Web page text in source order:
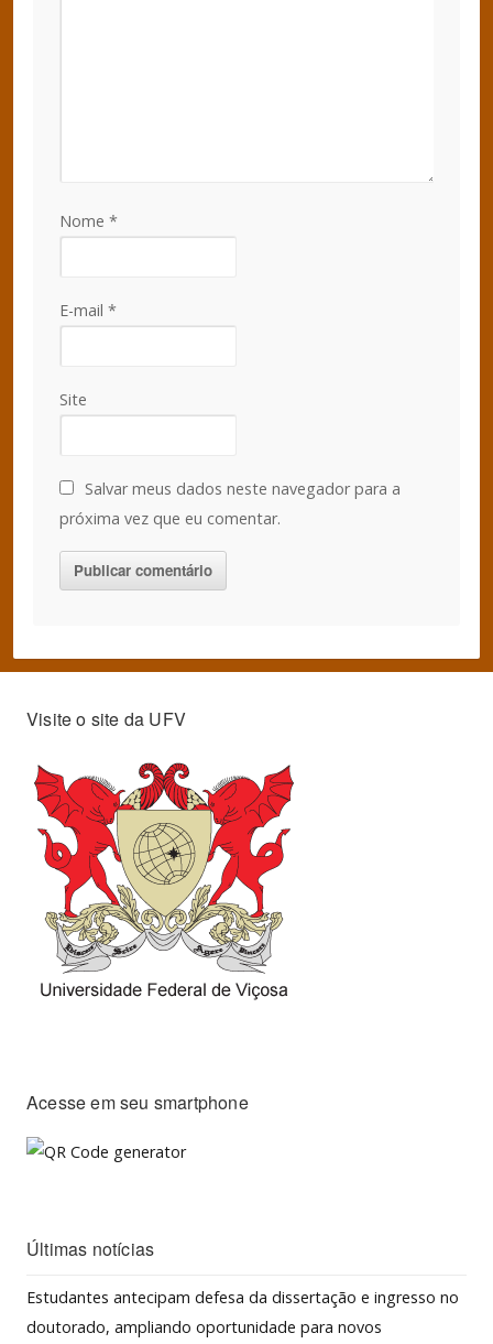
Nome *
E-mail *
Site
Salvar meus dados neste navegador para a
próxima vez que eu comentar.
Visite o site da UFV
Acesse em seu smartphone
Últimas notícias
Estudantes antecipam defesa da dissertação e ingresso no
doutorado, ampliando oportunidade para novos